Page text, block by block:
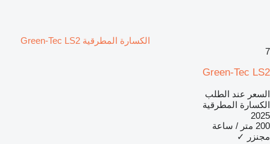
الكسارة المطرقية Green-Tec LS2
7
Green-Tec LS2
السعر عند الطلب
الكسارة المطرقية
2025
200 متر / ساعة
مجنزر
✓